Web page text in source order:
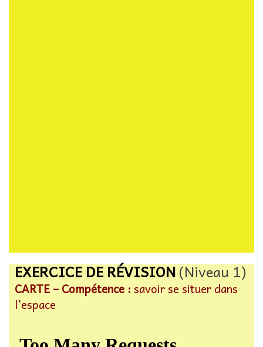
EXERCICE DE RÉVISION(Niveau 1)
CARTE – Compétence : savoir se situer dans
l’espace